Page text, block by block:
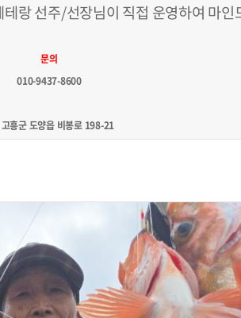
랑 선주/선장님이 직접 운영하여 마인
문의
010-9437-8600
흥군 도양읍 비봉로 198-21​